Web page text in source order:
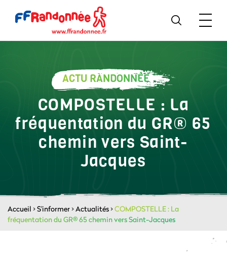
ACTU RANDONNÉE
COMPOSTELLE : La
fréquentation du GR® 65
chemin vers Saint-
Jacques
Accueil >S'informer>Actualités>COMPOSTELLE : La
fréquentation du GR® 65 chemin vers Saint-Jacques